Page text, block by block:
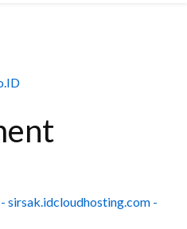
sirsak.idcloudhosting.com -